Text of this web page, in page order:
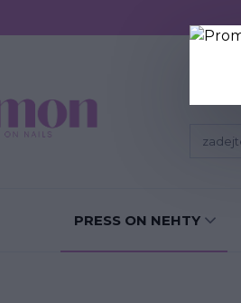
PRESS ON NEHTY